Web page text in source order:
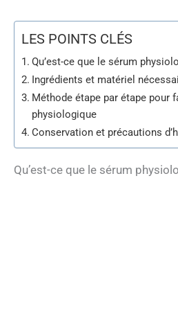
LES POINTS CLÉS
Qu’est-ce que le sérum
Ingrédients et matériel
Méthode étape par étape pour
physiologique
Conservation et précautions
Qu’est-ce que le sérum